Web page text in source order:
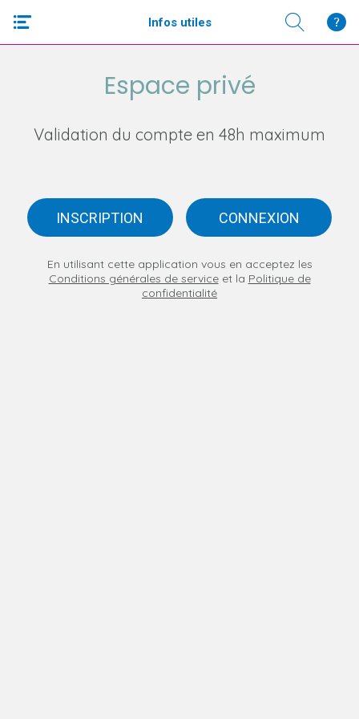
Infos utiles
Espace privé
Validation du compte en 48h maximum
INSCRIPTION CONNEXION
En utilisant cette application vous en acceptez les
Conditions générales de serviceet la Politique de
confidentialité